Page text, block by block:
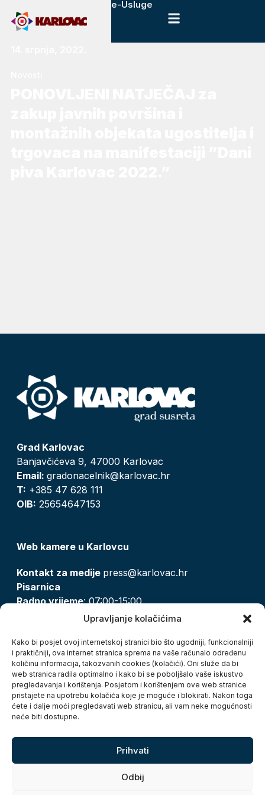
Upravljanje kolačićima
Kako bi posjet ovoj internetskoj stranici bio što ugodniji, funkcionalniji
i praktičniji, ova internet stranica sprema na vaše računalo određenu
količinu informacija, takozvanih cookies (kolačići). Oni služe da bi
web stranica radila optimalno i kako bi se poboljšalo vaše iskustvo
pregledavanja i korištenja. Posjetom i korištenjem ove web stranice
pristajete na upotrebu kolačića koje je moguće i blokirati. Nakon toga
ćete i dalje moći pregledavati web stranicu, ali vam neke mogućnosti
neće biti dostupne.
Prihvati
Odbij
e-Usluge
Grad Karlovac
Banjavčićeva 9, 47000 Karlovac
Email: gradonacelnik@karlovac.hr
T: +385 47 628 111
OIB: 25654647153
Web kamere u Karlovcu
Kontakt za medije press@karlovac.hr
Pisarnica
Radno vrijeme: 07:00-15:00
pisarnica@karlovac.hr
Zaštita osobnih podataka
Pristup informacijama
Kolačići
Izjava o pristupačnosti
Turistička zajednica grada Karlovca